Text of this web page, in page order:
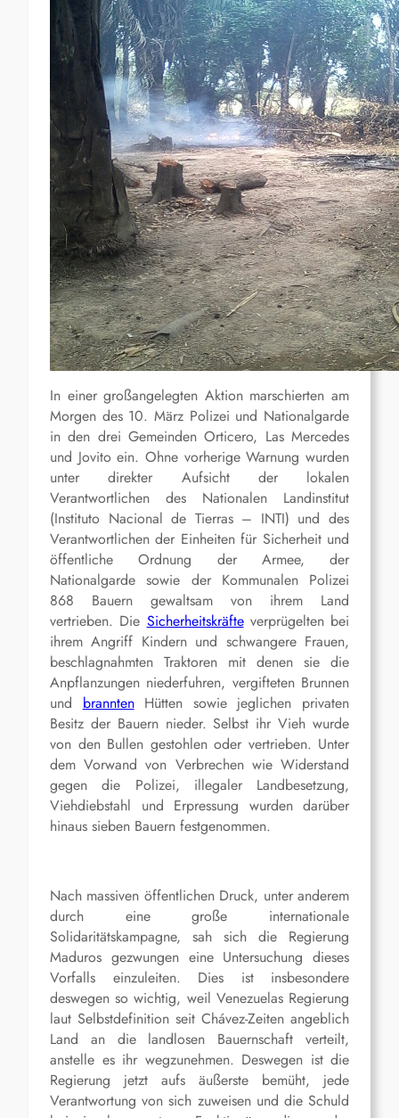
In einer großangelegten Aktion marschierten am
Morgen des 10. März Polizei und Nationalgarde
in den drei Gemeinden Orticero, Las Mercedes
und Jovito ein. Ohne vorherige Warnung wurden
unter direkter Aufsicht der lokalen
Verantwortlichen des Nationalen Landinstitut
(Instituto Nacional de Tierras – INTI) und des
Verantwortlichen der Einheiten für Sicherheit und
öffentliche Ordnung der Armee, der
Nationalgarde sowie der Kommunalen Polizei
868 Bauern gewaltsam von ihrem Land
vertrieben. Die Sicherheitskräfteverprügelten bei
ihrem Angriff Kindern und schwangere Frauen,
beschlagnahmten Traktoren mit denen sie die
Anpflanzungen niederfuhren, vergifteten Brunnen
und branntenHütten sowie jeglichen privaten
Besitz der Bauern nieder. Selbst ihr Vieh wurde
von den Bullen gestohlen oder vertrieben. Unter
dem Vorwand von Verbrechen wie Widerstand
gegen die Polizei, illegaler Landbesetzung,
Viehdiebstahl und Erpressung wurden darüber
hinaus sieben Bauern festgenommen.
Nach massiven öffentlichen Druck, unter anderem
durch eine große internationale
Solidaritätskampagne, sah sich die Regierung
Maduros gezwungen eine Untersuchung dieses
Vorfalls einzuleiten. Dies ist insbesondere
deswegen so wichtig, weil Venezuelas Regierung
laut Selbstdefinition seit Chávez-Zeiten angeblich
Land an die landlosen Bauernschaft verteilt,
anstelle es ihr wegzunehmen. Deswegen ist die
Regierung jetzt aufs äußerste bemüht, jede
Verantwortung von sich zuweisen und die Schuld